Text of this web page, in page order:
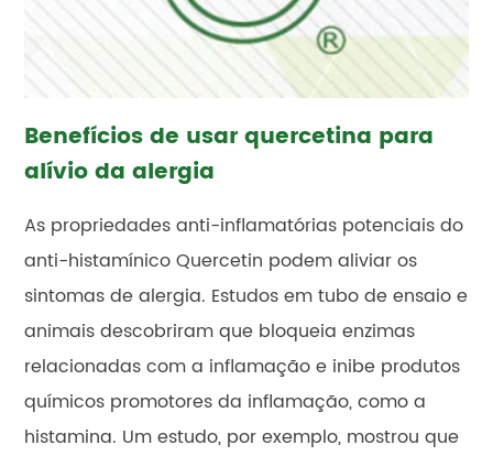
Benefícios de usar quercetina para
alívio da alergia
As propriedades anti-inflamatórias potenciais do
anti-histamínico Quercetin podem aliviar os
sintomas de alergia. Estudos em tubo de ensaio e
animais descobriram que bloqueia enzimas
relacionadas com a inflamação e inibe produtos
químicos promotores da inflamação, como a
histamina. Um estudo, por exemplo, mostrou que